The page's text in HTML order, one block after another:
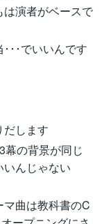
演者がベースで
･でいいんです
します
幕の背景が同じ
んじゃない
曲は教科書のC